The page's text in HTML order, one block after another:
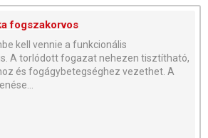
fogszakorvos
kell vennie a funkcionális
A torlódott fogazat nehezen tisztítható,
és fogágybetegséghez vezethet. A